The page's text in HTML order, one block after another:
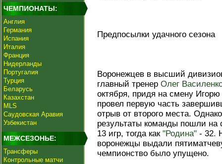
ЧЕМПИОНАТЫ:
Англия
Германия
Испания
Италия
Франция
Нидерланды
Португалия
Турция
Беларусь
Казахстан
MLS
Саудовская Аравия
Узбекистан
МЕЖСЕЗОНЬЕ:
Трансферы
Контрольные матчи
Предпосылки удачного сезона
Воронежцев в высший
главный тренер Олег
октября, придя на смену
провел первую часть
отрыв от второго места.
результаты команды пошли на
13 игр, тогда как "Родина" - 32.
воронежцы выдали
чемпионство было упущено.